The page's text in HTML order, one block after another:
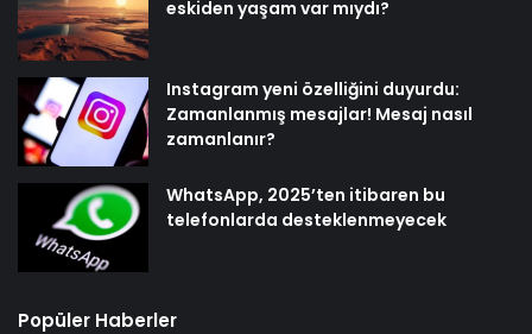
eskiden yaşam var mıydı?
Instagram yeni özelliğini duyurdu:
Zamanlanmış mesajlar! Mesaj nasıl
zamanlanır?
WhatsApp, 2025’ten itibaren bu
telefonlarda desteklenmeyecek
Popüler Haberler